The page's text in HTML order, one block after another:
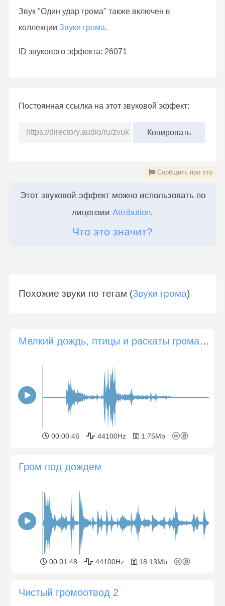
Звук "Один удар грома" также включен в
коллекции Звуки грома.
ID звукового эффекта: 26071
Постоянная ссылка на этот звуковой эффект:
Копировать
Сообщить про это
Этот звуковой эффект можно использовать по
лицензии Attribution.
Что это значит?
Похожие звуки по тегам (Звуки грома)
Мелкий дождь, птицы и раскаты грома вдалеке
00:00:46 44100Hz 1.75Mb
Гром под дождем
00:01:48 44100Hz 18.13Mb
Чистый громоотвод 2